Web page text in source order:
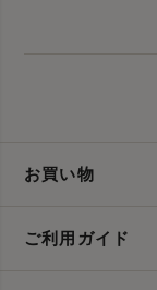
お買い物
ご利用ガイド